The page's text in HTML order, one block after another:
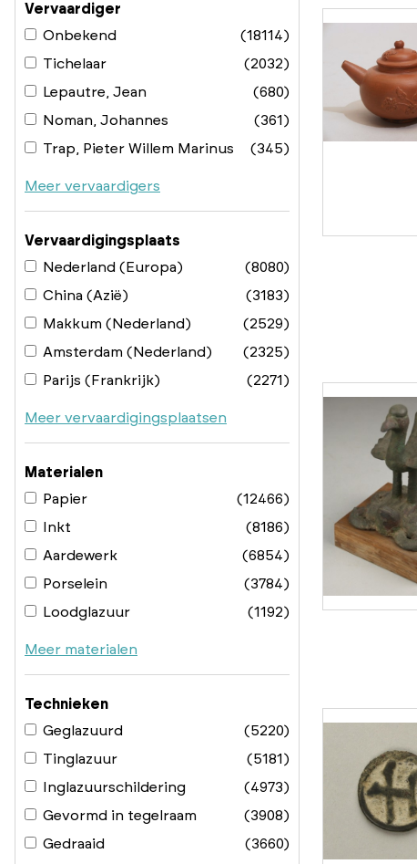
Vervaardiger
Onbekend
(18114)
Tichelaar
(2032)
Lepautre, Jean
(680)
Noman, Johannes
(361)
Trap, Pieter Willem Marinus
(345)
Meer vervaardigers
Vervaardigingsplaats
Nederland (Europa)
(8080)
China (Azië)
(3183)
Makkum (Nederland)
(2529)
Amsterdam (Nederland)
(2325)
Parijs (Frankrijk)
(2271)
Meer vervaardigingsplaatsen
Materialen
Papier
(12466)
Inkt
(8186)
Aardewerk
(6854)
Porselein
(3784)
Loodglazuur
(1192)
Meer materialen
Technieken
Geglazuurd
(5220)
Tinglazuur
(5181)
Inglazuurschildering
(4973)
Gevormd in tegelraam
(3908)
Gedraaid
(3660)